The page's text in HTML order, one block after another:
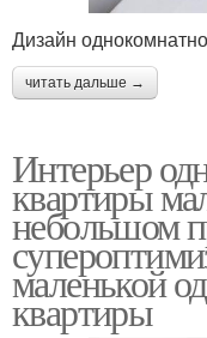
Дизайн
читать дальше →
Интерьер
квартиры
небольшом
маленькой
квартиры